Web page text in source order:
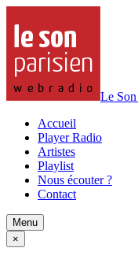
Le Son
Accueil
Player Radio
Artistes
Playlist
Nous écouter ?
Contact
Menu
×